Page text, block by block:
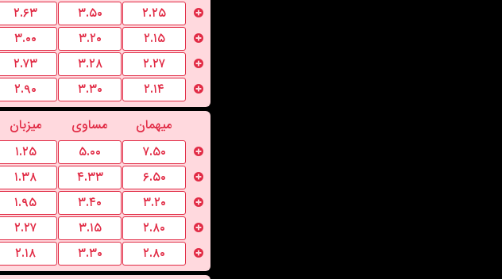
۲.۶۳ ۳.۵۰
۲.۲۵
۳.۰۰ ۳.۲۰
۲.۱۵
۲.۷۳ ۳.۲۸
۲.۲۷
۲.۹۰ ۳.۳۰
۲.۱۴
میزبان مساوی
میهمان
۱.۲۵ ۵.۰۰
۷.۵۰
۱.۳۸ ۴.۳۳
۶.۵۰
۱.۹۵ ۳.۴۰
۳.۲۰
۲.۲۷ ۳.۱۵
۲.۸۰
۲.۱۸ ۳.۳۰
۲.۸۰